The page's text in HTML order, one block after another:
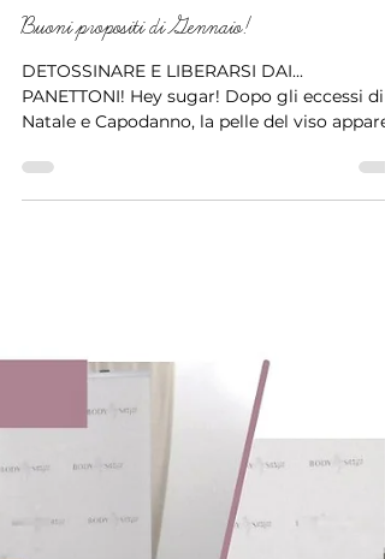
14 gen 2023
Tempo di lettura: 3 min
Buoni propositi di Gennaio!
DETOSSINARE E LIBERARSI DAI...
PANETTONI! Hey sugar! Dopo gli eccessi di
Natale e Capodanno, la pelle del viso appare